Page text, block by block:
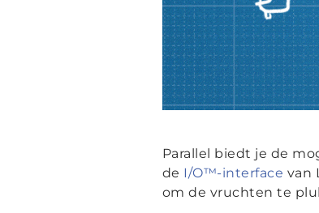
Parallel biedt je de
de I/O™-interface van
om de vruchten te